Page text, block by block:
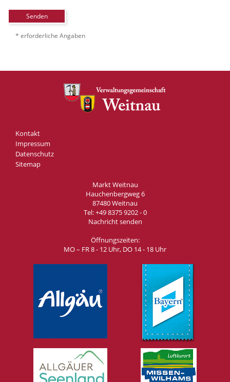
Senden
* erforderliche Angaben
Kontakt
Impressum
Datenschutz
Sitemap
Markt Weitnau
Hauchenbergweg 6
87480 Weitnau
Tel:+49 8375 9202 - 0
Nachricht senden
Öffnungszeiten:
MO – FR 8 - 12 Uhr, DO 14 - 18 Uhr